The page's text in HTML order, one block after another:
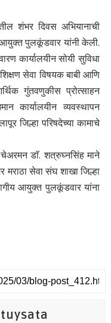
शंभर दिवस अभियानाची
आयुक्त पुलकूंडवार यांनी केली.
कार्यालयीन सोयी सुविधा
सेवा विषयक बाबी आणि
गुंतवणुकीस प्रोत्साहन
कार्यालयीन व्यवस्थापन
जिल्हा परिषदेच्या कामाचे
चेअरमन डाॅ. शत्रुघ्नसिंह माने
सेवा संघ शाखा जिल्हा
आयुक्त पुलकूंडवार यांना